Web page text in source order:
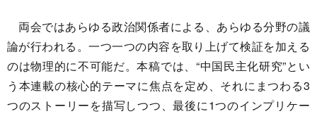
両会ではあらゆる政治関係者による、あらゆる分野の議
論が行われる。一つ一つの内容を取り上げて検証を加える
のは物理的に不可能だ。本稿では、“中国民主化研究”とい
う本連載の核心的テーマに焦点を定め、それにまつわる3
つのストーリーを描写しつつ、最後に1つのインプリケー